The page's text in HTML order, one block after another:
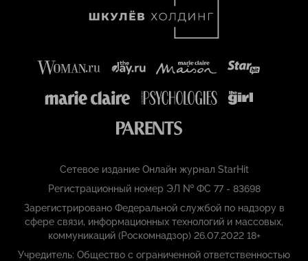
Сетевое издание Онлайн журнал StarHit
Регистрационный номер ЭЛ № ФС 77 - 83698
Зарегистрировано Федеральной службой по надзору в
сфере связи, информационных технологий и массовых,
коммуникаций (Роскомнадзор) 26.07.2022 18+
Учредитель: Общество с ограниченной ответственностью